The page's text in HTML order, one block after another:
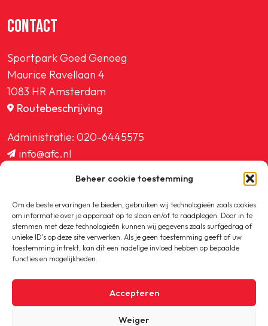
Beheer cookie toestemming
Om de beste ervaringen te bieden, gebruiken wij technologieën zoals cookies
om informatie over je apparaat op te slaan en/of te raadplegen. Door in te
stemmen met deze technologieën kunnen wij gegevens zoals surfgedrag of
unieke ID's op deze site verwerken. Als je geen toestemming geeft of uw
toestemming intrekt, kan dit een nadelige invloed hebben op bepaalde
functies en mogelijkheden.
Accepteren
Weiger
CONTACT
Sportpark Goed Genoeg
Maurice Ravellaan 4
1083 HR Amsterdam
Routebeschrijving
Administratie: 020-6445575
info@afc.nl
ledenadministratie@afc.nl
Copyright © 2020-2026 AFC
Privacybeleid